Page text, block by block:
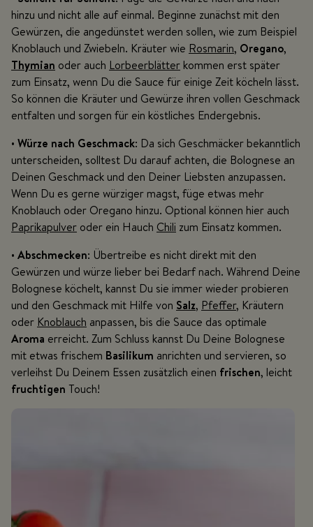
hinzu und nicht alle auf einmal. Beginne zunächst mit den
Gewürzen, die angedünstet werden sollen, wie zum Beispiel
Knoblauch und Zwiebeln. Kräuter wie Rosmarin, Oregano,
Thymian oder auch Lorbeerblätter kommen erst später
zum Einsatz, wenn Du die Sauce für einige Zeit köcheln lässt.
So können die Kräuter und Gewürze ihren vollen Geschmack
entfalten und sorgen für ein köstliches Endergebnis.
• Würze nach Geschmack: Da sich Geschmäcker bekanntlich
unterscheiden, solltest Du darauf achten, die Bolognese an
Deinen Geschmack und den Deiner Liebsten anzupassen.
Wenn Du es gerne würziger magst, füge etwas mehr
Knoblauch oder Oregano hinzu. Optional können hier auch
Paprikapulver oder ein Hauch Chili zum Einsatz kommen.
• Abschmecken: Übertreibe es nicht direkt mit den
Gewürzen und würze lieber bei Bedarf nach. Während Deine
Bolognese köchelt, kannst Du sie immer wieder probieren
und den Geschmack mit Hilfe von Salz, Pfeffer, Kräutern
oder Knoblauch anpassen, bis die Sauce das optimale
Aroma erreicht. Zum Schluss kannst Du Deine Bolognese
mit etwas frischem Basilikum anrichten und servieren, so
verleihst Du Deinem Essen zusätzlich einen frischen, leicht
fruchtigen Touch!